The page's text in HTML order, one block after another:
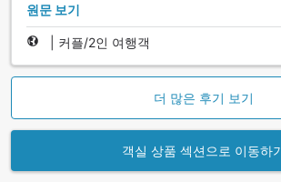
원문 보기
커플/2인 여행객
더 많은 후기 보기
객실 상품 섹션으로 이동하